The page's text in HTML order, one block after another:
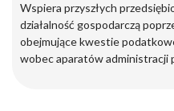
Wspiera przyszłych
działalność gospodarczą
obejmujące kwestie
wobec aparatów administracji